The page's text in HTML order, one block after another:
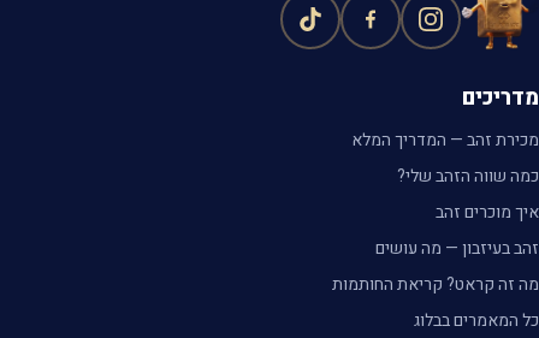
מדריכים
מכירת זהב — המדריך המלא
כמה שווה הזהב שלי?
איך מוכרים זהב
זהב בעיזבון — מה עושים
מה זה קראט? קריאת החותמות
כל המאמרים בבלוג